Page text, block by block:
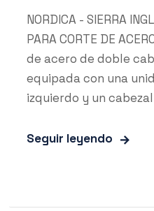
NORDICA - SIERRA
PARA CORTE DE
de acero de doble
equipada con una
izquierdo y un
Seguir leyendo